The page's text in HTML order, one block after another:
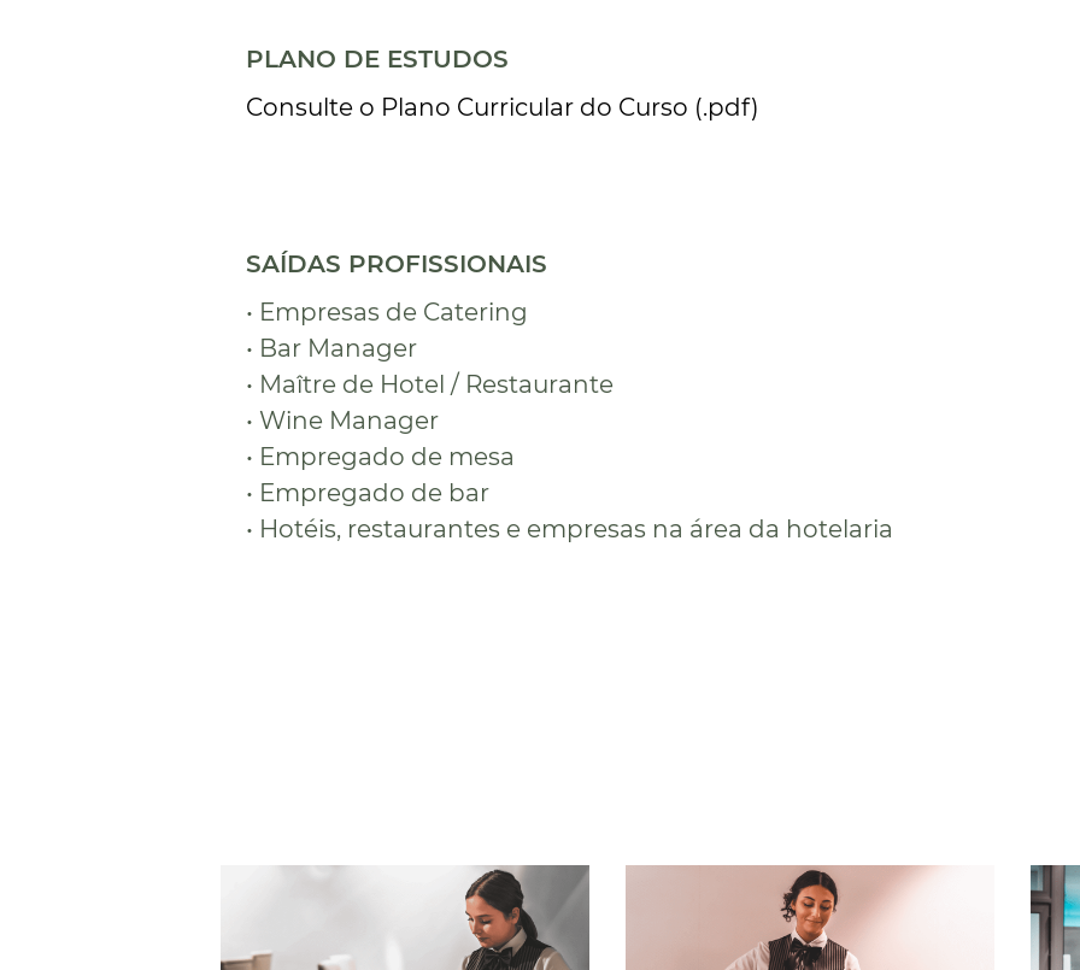
PLANO DE ESTUDOS
Consulte o Plano Curricular do Curso (.pdf)
SAÍDAS PROFISSIONAIS
• Empresas de Catering
• Bar Manager
• Maître de Hotel / Restaurante
• Wine Manager
• Empregado de mesa
• Empregado de bar
• Hotéis, restaurantes e empresas na área da hotelaria